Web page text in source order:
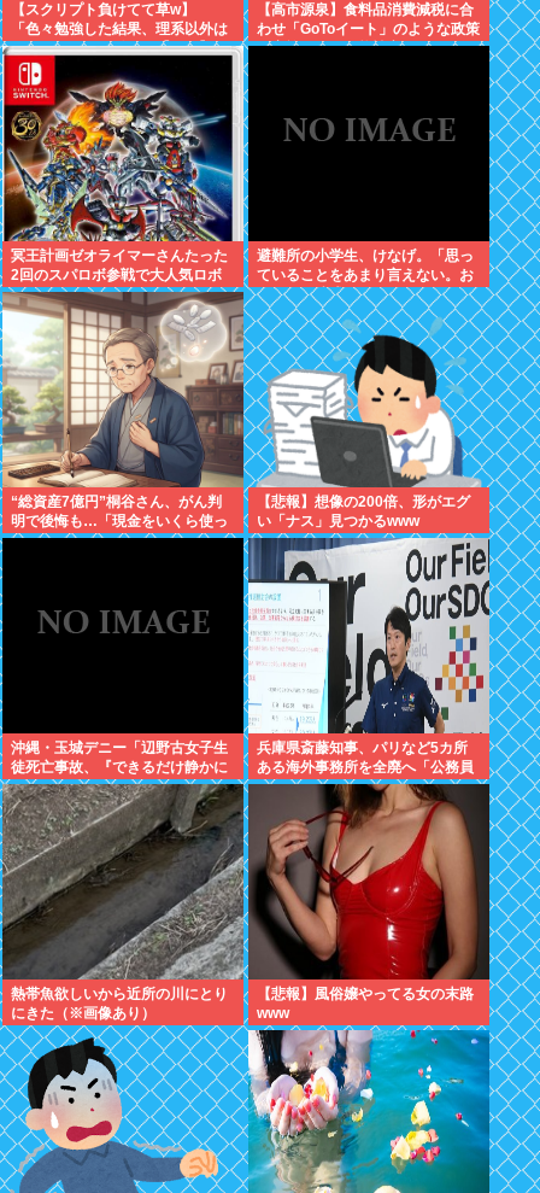
【スクリプト負けてて草w】
「色々勉強した結果、理系以外は
エラー品だと気付いた【ガチ】」
について、もっと具体的に話そう
か
【高市源泉】食料品消費減税に合
わせ「GoToイート」のような政策
が実施される可能性高まる！お得
冥王計画ゼオライマーさんたった
2回のスパロボ参戦で大人気ロボ
作品にwww
避難所の小学生、けなげ。「思っ
ていることをあまり言えない。お
母さんに迷惑かけるから」
“総資産7億円”桐谷さん、がん判
明で後悔も…「現金をいくら使っ
ておきたかった？」にまさかの回
【悲報】想像の200倍、形がエグ
い「ナス」見つかるwww
沖縄・玉城デニー「辺野古女子生
徒死亡事故、『できるだけ静かに
していただきたい』というのが、
ご遺族の気持ち。noteに書かれて
いる」
兵庫県斎藤知事、パリなど5カ所
ある海外事務所を全廃へ「公務員
が遊ぶために作られただけだと思
熱帯魚欲しいから近所の川にとり
にきた（※画像あり）
【悲報】風俗嬢やってる女の末路
www